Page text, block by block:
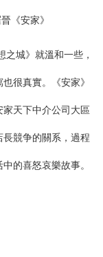
《安家》
城》就溫和一些，
很真實。《安家》
天下中介公司大區
競争的關系，過程
的喜怒哀樂故事。